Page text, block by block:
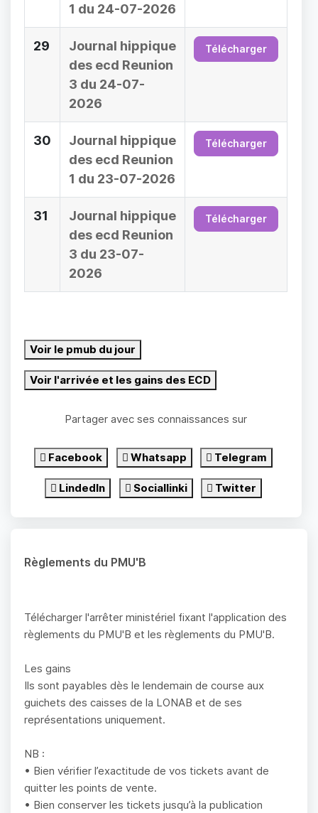
1 du 24-07-2026
29
Journal hippique
des ecd Reunion
3 du 24-07-
2026
Télécharger
30
Journal hippique
des ecd Reunion
1 du 23-07-2026
Télécharger
31
Journal hippique
des ecd Reunion
3 du 23-07-
2026
Télécharger
Voir le pmub du jour
Voir l'arrivée et les gains des ECD
Partager avec ses connaissances sur
Facebook Whatsapp Telegram
LindedIn Sociallinki Twitter
Règlements du PMU'B
Télécharger l'arrêter ministériel fixant l'application des
règlements du PMU'B et les règlements du PMU'B.
Les gains
Ils sont payables dès le lendemain de course aux
guichets des caisses de la LONAB et de ses
représentations uniquement.
NB :
• Bien vérifier l’exactitude de vos tickets avant de
quitter les points de vente.
• Bien conserver les tickets jusqu’à la publication